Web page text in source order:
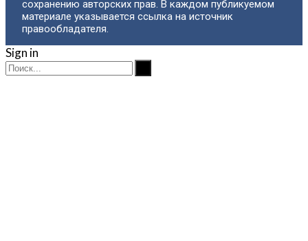
сохранению авторских прав. В каждом публикуемом
материале указывается ссылка на источник
правообладателя.
Sign in